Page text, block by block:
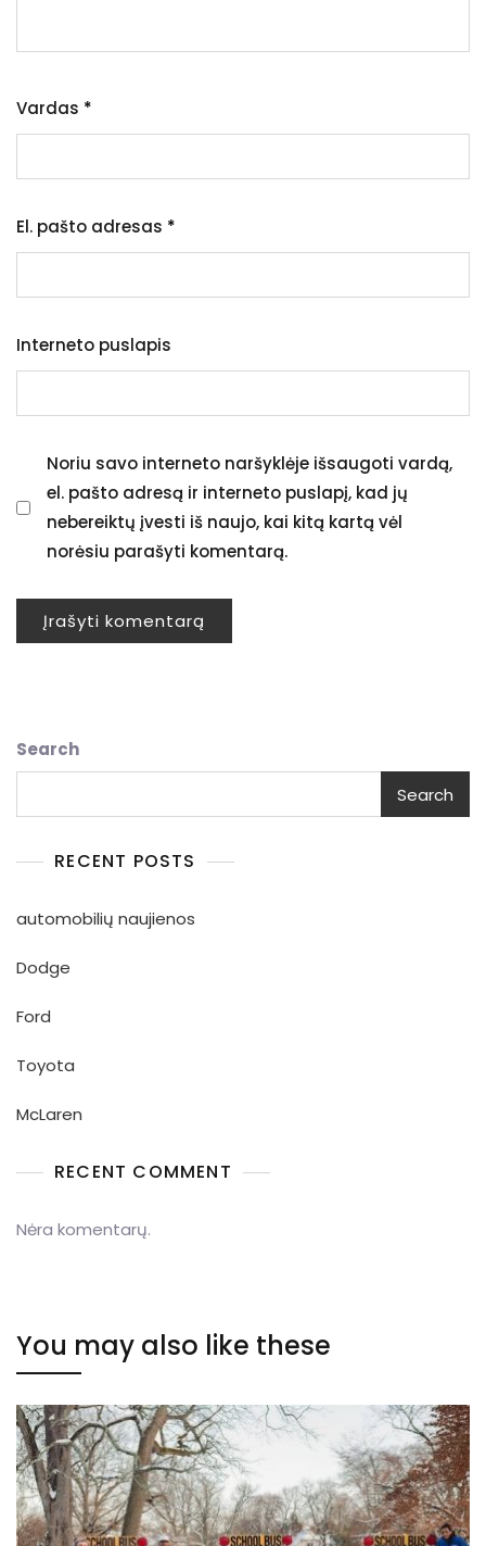
Vardas *
El. pašto adresas *
Interneto puslapis
Noriu savo interneto naršyklėje išsaugoti vardą,
el. pašto adresą ir interneto puslapį, kad jų
nebereiktų įvesti iš naujo, kai kitą kartą vėl
norėsiu parašyti komentarą.
Search
Search
RECENT POSTS
automobilių naujienos
Dodge
Ford
Toyota
McLaren
RECENT COMMENT
Nėra komentarų.
You may also like these